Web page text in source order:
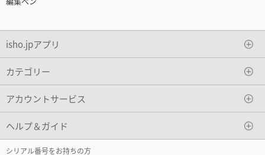
isho.jpアプリ
カテゴリー
アカウントサービス
ヘルプ＆ガイド
シリアル番号をお持ちの方